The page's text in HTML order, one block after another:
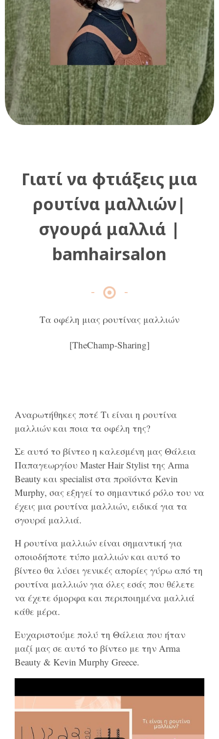
Γιατί να φτιάξεις μια
ρουτίνα μαλλιών|
σγουρά μαλλιά |
bamhairsalon
Τα οφέλη μιας ρουτίνας μαλλιών
[TheChamp-Sharing]
Αναρωτήθηκες ποτέ Τι είναι η ρουτίνα
μαλλιών και ποια τα οφέλη της?
Σε αυτό το βίντεο η καλεσμένη μας Θάλεια
Παπαγεωργίου Master Hair Stylist της Arma
Beauty και specialist στα προϊόντα Kevin
Murphy, σας εξηγεί το σημαντικό ρόλο του να
έχεις μια ρουτίνα μαλλιών, ειδικά για τα
σγουρά μαλλιά.
Η ρουτίνα μαλλιών είναι σημαντική για
οποιοδήποτε τύπο μαλλιών και αυτό το
βίντεο θα λύσει γενικές απορίες γύρω από τη
ρουτίνα μαλλιών για όλες εσάς που θέλετε
να έχετε όμορφα και περιποιημένα μαλλιά
κάθε μέρα.
Ευχαριστούμε πολύ τη Θάλεια που ήταν
μαζί μας σε αυτό το βίντεο με την Arma
Beauty & Kevin Murphy Greece.